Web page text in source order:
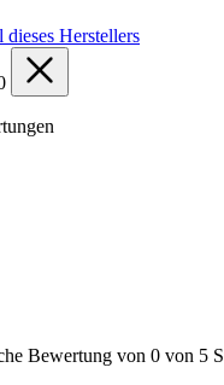
Herstellers
Bewertung von 0 von 5